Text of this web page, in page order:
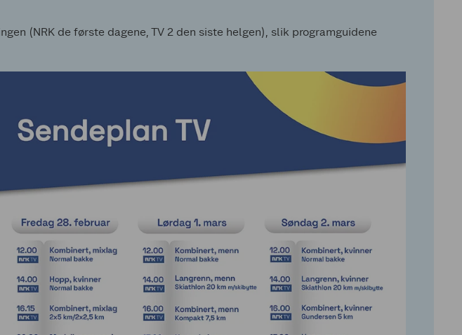
(NRK de første dagene, TV 2 den siste helgen), slik programguidene